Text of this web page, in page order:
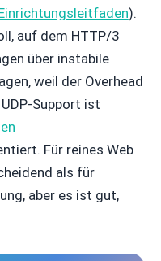
).
auf dem HTTP/3
über instabile
weil der Overhead
Support ist
Für reines Web
als für
aber es ist gut,